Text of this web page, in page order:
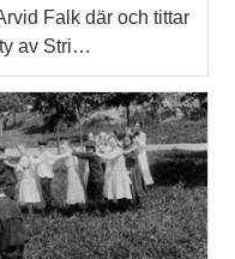
Falk där och tittar
av Stri…